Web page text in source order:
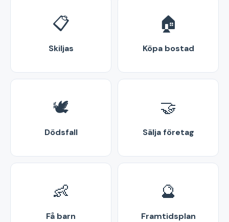
📋
Skiljas
🏠
Köpa bostad
🕊️
Dödsfall
🤝
Sälja företag
👶
Få barn
🔮
Framtidsplan